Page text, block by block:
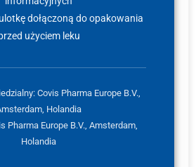
dołączoną do opakowania
użyciem leku
Covis Pharma Europe B.V.,
Holandia
Pharma Europe B.V., Amsterdam,
Holandia